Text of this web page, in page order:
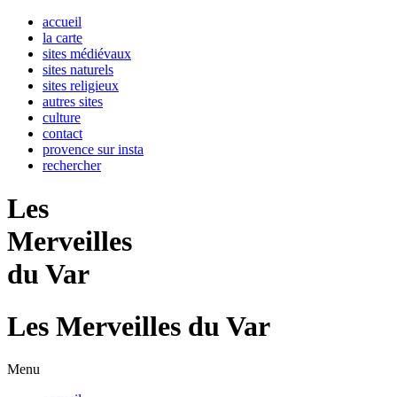
accueil
la carte
sites médiévaux
sites naturels
sites religieux
autres sites
culture
contact
provence sur insta
rechercher
Les
Merveilles
du Var
Les Merveilles du Var
Menu